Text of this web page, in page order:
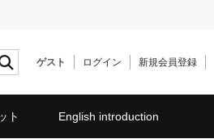
ゲスト ログイン 新規会員登録
ト English introduction